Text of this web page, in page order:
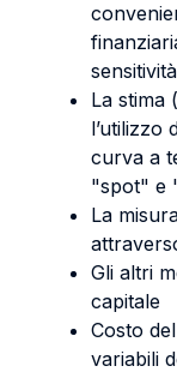
sensitività
La stima
l’utilizzo
curva a
"spot" e
La
Gli altri
capitale
Costo
variabili